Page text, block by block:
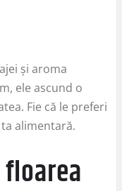
și aroma
ele ascund o
Fie că le preferi
alimentară.